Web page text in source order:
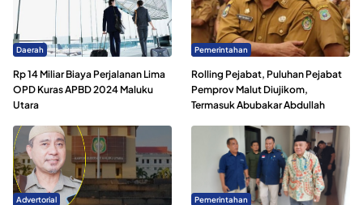
Daerah
Rp 14 Miliar Biaya Perjalanan Lima
OPD Kuras APBD 2024 Maluku
Utara
Pemerintahan
Rolling Pejabat, Puluhan Pejabat
Pemprov Malut Diujikom,
Termasuk Abubakar Abdullah
Advertorial Pemerintahan